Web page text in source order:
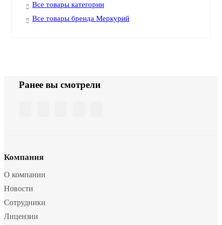
Все товары категории
Все товары бренда Меркурий
Ранее вы смотрели
Компания
О компании
Новости
Сотрудники
Лицензии